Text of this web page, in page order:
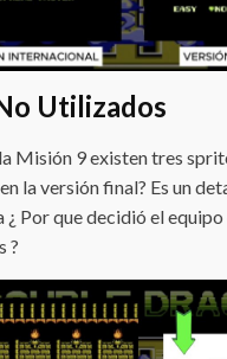
Utilizados
la Misión 9 existen tres
la versión final? Es un
¿ Por que decidió el
?